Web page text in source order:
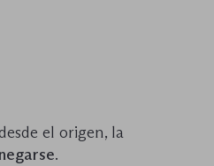
el origen, la
.